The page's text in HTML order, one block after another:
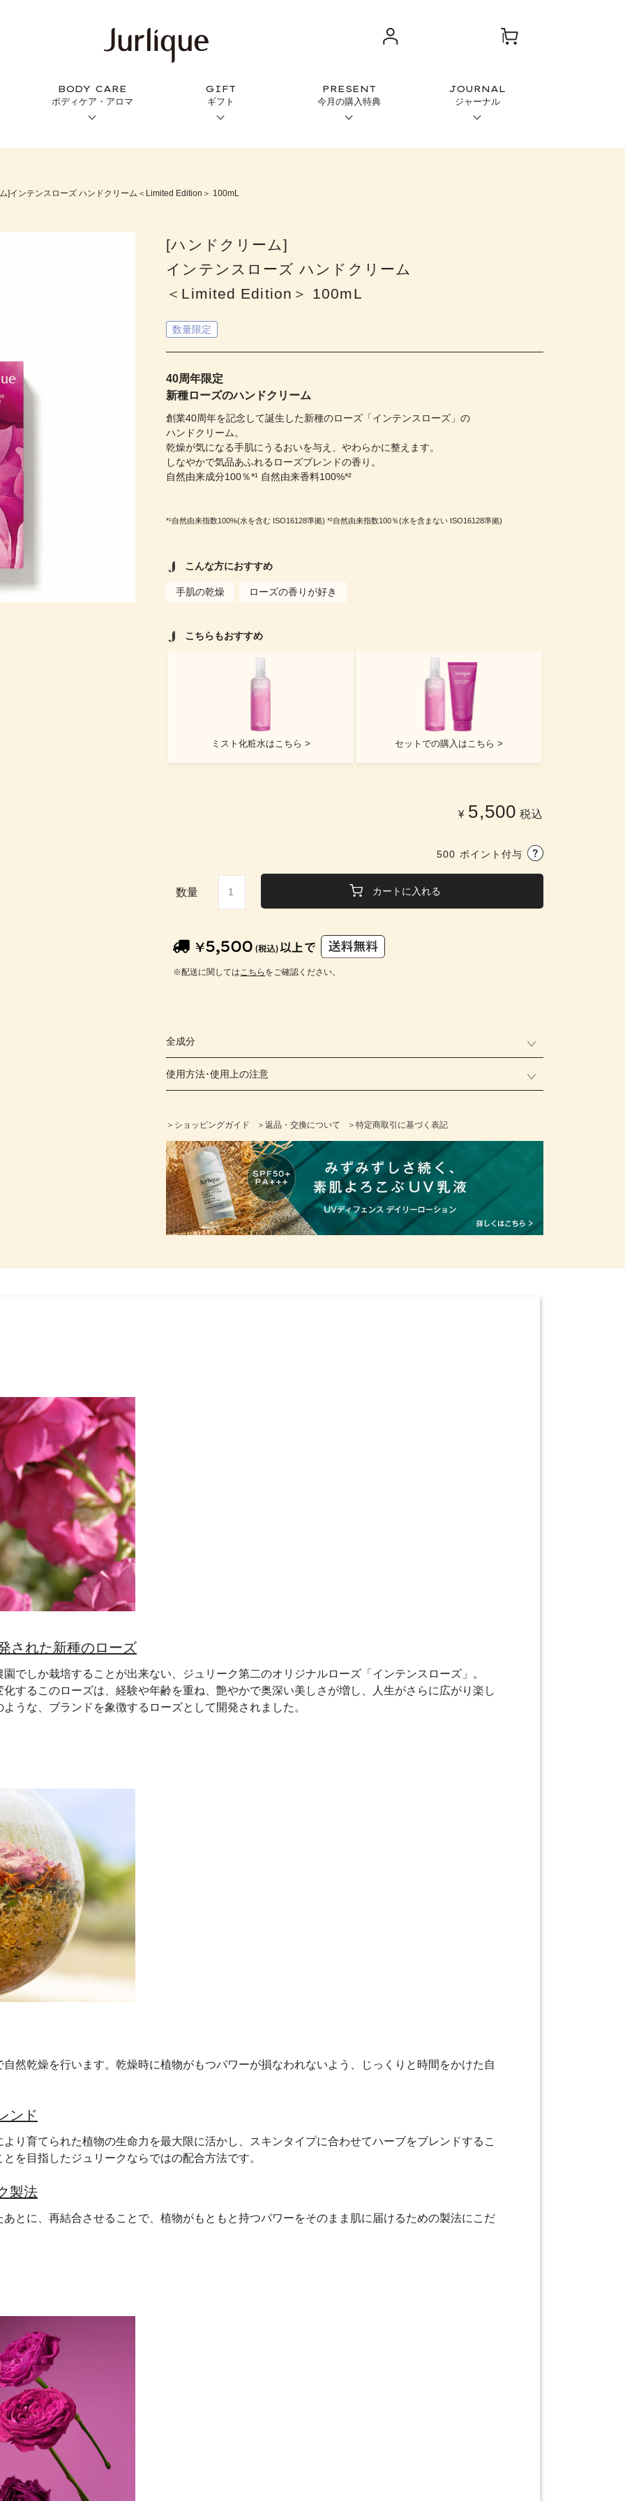
BODY CARE
ボディケア・アロマ
GIFT
ギフト
PRESENT
今月の購入特典
JOURNAL
ジャーナル
]インテンスローズ ハンドクリーム＜Limited Edition＞ 100mL
[ハンドクリーム]
インテンスローズ ハンドクリーム
＜Limited Edition＞ 100mL
数量限定
40周年限定
新種ローズのハンドクリーム
創業40周年を記念して誕生した新種のローズ「インテンスローズ」の
ハンドクリーム。
乾燥が気になる手肌にうるおいを与え、やわらかに整えます。
しなやかで気品あふれるローズブレンドの香り。
自然由来成分100％*¹ 自然由来香料100%*²
*¹自然由来指数100%(水を含む ISO16128準拠) *²自然由来指数100％(水を含まない ISO16128準拠)
こんな方におすすめ
手肌の乾燥 ローズの香りが好き
こちらもおすすめ
ミスト化粧水はこちら > セットでの購入はこちら >
¥ 5,500 税込
500 ポイント付与
カートに入れる
※配送に関してはこちら をご確認ください。
全成分
使用方法･使用上の注意
＞ショッピングガイド ＞返品・交換について ＞特定商取引に基づく表記
された新種のローズ
でしか栽培することが出来ない、ジュリーク第二のオリジナルローズ「インテンスローズ」。
するこのローズは、経験や年齢を重ね、艶やかで奥深い美しさが増し、人生がさらに広がり楽し
うな、ブランドを象徴するローズとして開発されました。
然乾燥を行います。乾燥時に植物がもつパワーが損なわれないよう、じっくりと時間をかけた自
ンド
り育てられた植物の生命力を最大限に活かし、スキンタイプに合わせてハーブをブレンドするこ
を目指したジュリークならではの配合方法です。
製法
とに、再結合させることで、植物がもともと持つパワーをそのまま肌に届けるための製法にこだ